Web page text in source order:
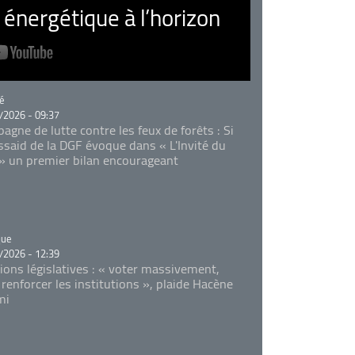
à l’horizon
- 09:37
de lutte contre les feux de forêts : Si
de la DGF évoque dans « L'Invité du
un premier bilan encourageant
- 12:39
législatives : « voter massivement,
les institutions », plaide Hacène